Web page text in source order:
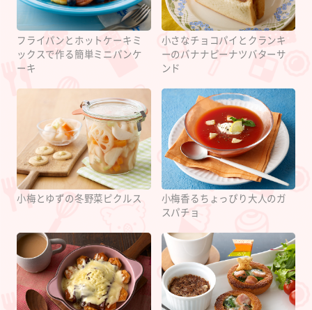
フライパンとホットケーキミ
ックスで作る簡単ミニパンケ
ーキ
小さなチョコパイとクランキ
ーのバナナピーナツバターサ
ンド
小梅とゆずの冬野菜ピクルス
小梅香るちょっぴり大人のガ
スパチョ